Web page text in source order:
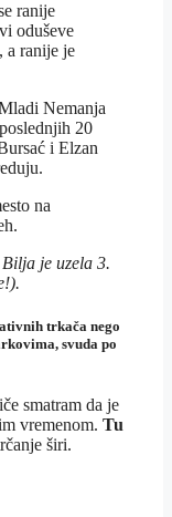
ranije
oduševe
a ranije je
Nemanja
20
i Elzan
na
je uzela 3.
trkača nego
svuda po
smatram da je
vremenom. Tu
širi.